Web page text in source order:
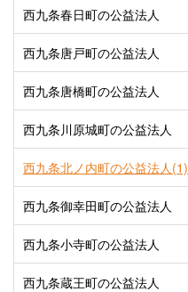
西九条春日町の公益法人
西九条唐戸町の公益法人
西九条唐橋町の公益法人
西九条川原城町の公益法人
西九条北ノ内町の公益法人(1)
西九条御幸田町の公益法人
西九条小寺町の公益法人
西九条蔵王町の公益法人